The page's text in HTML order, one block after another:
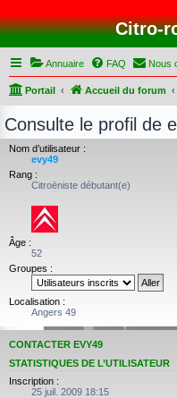
Citro-
Annuaire FAQ Nous
Portail Accueil du forum
Consulte le profil de
Nom d’utilisateur :
evy49
Rang :
Citroëniste débutant(e)
Âge :
52
Groupes :
Localisation :
Angers 49
CONTACTER EVY49
STATISTIQUES DE L’UTILISATEUR
Inscription :
25 juil. 2009 18:15